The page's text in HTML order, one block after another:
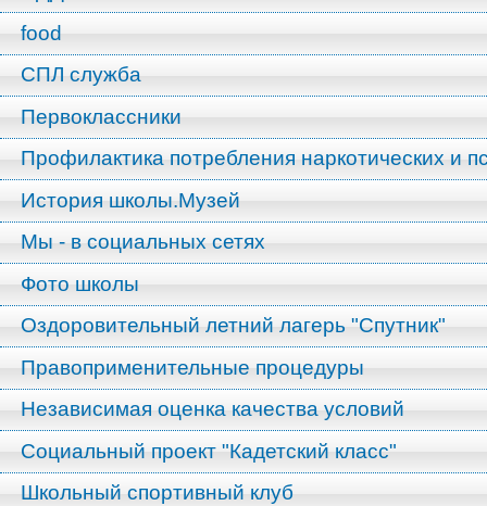
food
СПЛ служба
Первоклассники
Профилактика потребления наркотических и
История школы.Музей
Мы - в социальных сетях
Фото школы
Оздоровительный летний лагерь "Спутник"
Правоприменительные процедуры
Независимая оценка качества условий
Социальный проект "Кадетский класс"
Школьный спортивный клуб